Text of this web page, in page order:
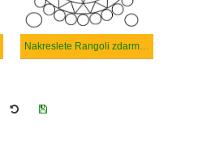
Nakreslete Rangoli zdarma základní tisknutelné